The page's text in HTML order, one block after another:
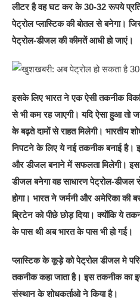
लीटर है वह घट कर के 30-32 रूपये
पेट्रोल प्लास्टिक की बोतल से बनेगा।
पेट्रोल-डीजल की कीमतें आधी हो जाएं।
इसके लिए भारत ने एक ऐसी तकनीक
से भी कम रह जाएगी। यदि ऐसा हुआ तो
के बढ़ते दामों से राहत मिलेगी। भारतीय
निपटने के लिए ये नई तकनीक बनाई है।
और डीजल बनाने में सफलता मिलेगी।
डीजल बनेगा वह साधारण पेट्रोल-डीजल से
होगा। भारत ने जर्मनी और अमेरिका की
ब्रिटेन को पीछे छोड़ दिया। क्योंकि ये
के पास थी अब भारत के पास भी हो गई।
प्लास्टिक के कूड़े को पेट्रोल डीजल मे
तकनीक कहा जाता है। इस तकनीक का
संस्थान के शोधकर्ताओ ने किया है।